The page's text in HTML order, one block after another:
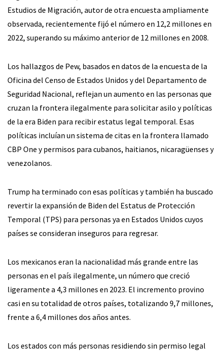
Estudios de Migración, autor de otra encuesta ampliamente
observada, recientemente fijó el número en 12,2 millones en
2022, superando su máximo anterior de 12 millones en 2008.
Los hallazgos de Pew, basados en datos de la encuesta de la
Oficina del Censo de Estados Unidos y del Departamento de
Seguridad Nacional, reflejan un aumento en las personas que
cruzan la frontera ilegalmente para solicitar asilo y políticas
de la era Biden para recibir estatus legal temporal. Esas
políticas incluían un sistema de citas en la frontera llamado
CBP One y permisos para cubanos, haitianos, nicaragüenses y
venezolanos.
Trump ha terminado con esas políticas y también ha buscado
revertir la expansión de Biden del Estatus de Protección
Temporal (TPS) para personas ya en Estados Unidos cuyos
países se consideran inseguros para regresar.
Los mexicanos eran la nacionalidad más grande entre las
personas en el país ilegalmente, un número que creció
ligeramente a 4,3 millones en 2023. El incremento provino
casi en su totalidad de otros países, totalizando 9,7 millones,
frente a 6,4 millones dos años antes.
Los estados con más personas residiendo sin permiso legal